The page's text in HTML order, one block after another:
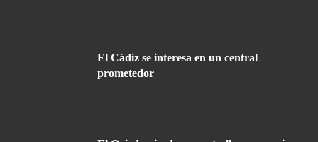
El Cádiz se interesa en un central
prometedor